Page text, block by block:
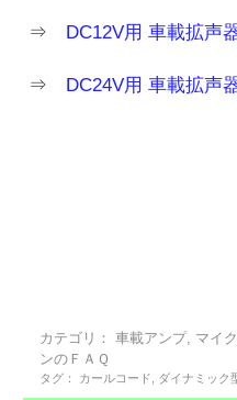
⇒ DC12V用 車載拡声
⇒ DC24V用 車載拡声
カテゴリ： 車載アンプ, マイ
ンのＦＡＱ
タグ： カールコード ダイナミック